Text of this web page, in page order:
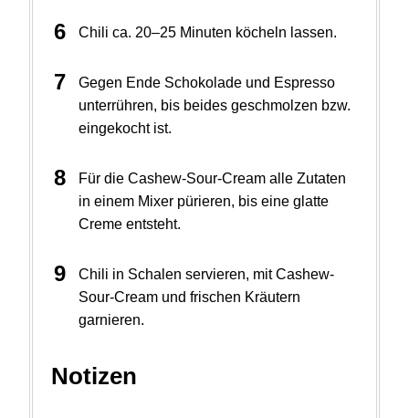
Chili ca. 20–25 Minuten köcheln lassen.
Gegen Ende Schokolade und Espresso
unterrühren, bis beides geschmolzen bzw.
eingekocht ist.
Für die Cashew-Sour-Cream alle Zutaten
in einem Mixer pürieren, bis eine glatte
Creme entsteht.
Chili in Schalen servieren, mit Cashew-
Sour-Cream und frischen Kräutern
garnieren.
Notizen